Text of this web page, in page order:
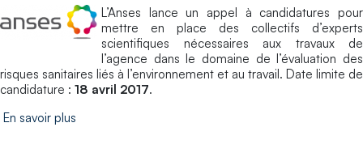
L’Anses lance un appel à candidatures pour
mettre en place des collectifs d’experts
scientifiques nécessaires aux travaux de
l’agence dans le domaine de l’évaluation des
risques sanitaires liés à l’environnement et au travail. Date limite de
candidature : 18 avril 2017.
En savoir plus